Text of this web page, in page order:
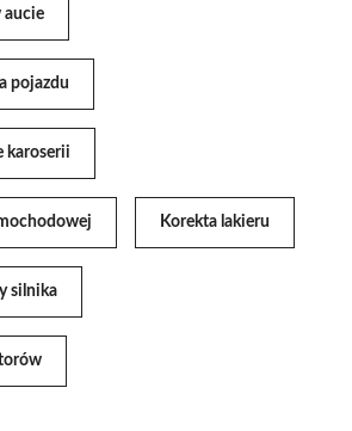
aucie
pojazdu
karoserii
Korekta lakieru
silnika